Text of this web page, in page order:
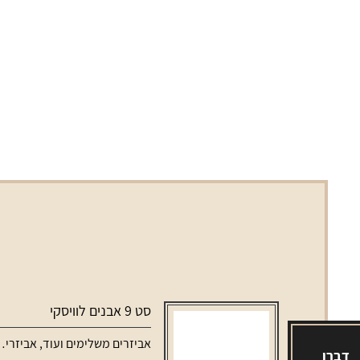
דברו
סט 9 אבנים לוויסקי
אביזרים משלימים ועוד,אביזרים משלימים לאלכוהול